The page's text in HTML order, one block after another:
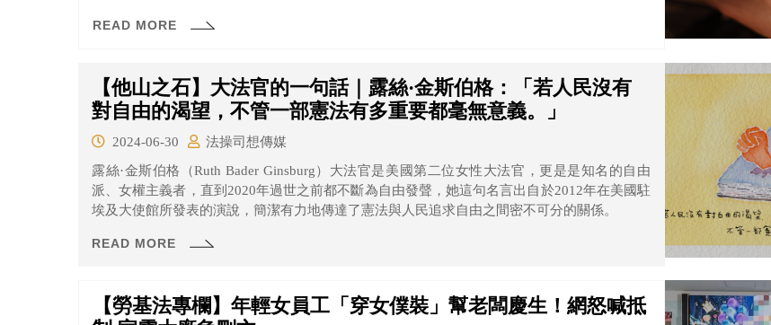
次。
READ MORE
【他山之石】大法官的一句話｜露絲·金斯伯格：「若人民沒有
對自由的渴望，不管一部憲法有多重要都毫無意義。」
2024-06-30
法操司想傳媒
露絲·金斯伯格（Ruth Bader Ginsburg）大法官是美國第二位女性大法官，更是是知名的自由
派、女權主義者，直到2020年過世之前都不斷為自由發聲，她這句名言出自於2012年在美國駐
埃及大使館所發表的演說，簡潔有力地傳達了憲法與人民追求自由之間密不可分的關係。
READ MORE
【勞基法專欄】年輕女員工「穿女僕裝」幫老闆慶生！網怒喊抵